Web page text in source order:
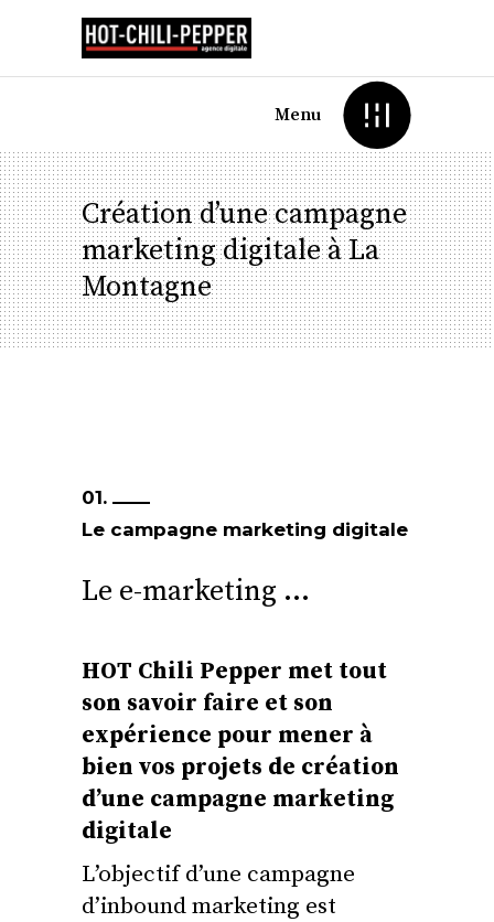
Menu
Création d’une campagne
marketing digitale à La
Montagne
01.
Le campagne marketing digitale
Le e-marketing …
HOT Chili Pepper met tout
son savoir faire et son
expérience pour mener à
bien vos projets de création
d’une campagne marketing
digitale
L’objectif d’une campagne
d’inbound marketing est